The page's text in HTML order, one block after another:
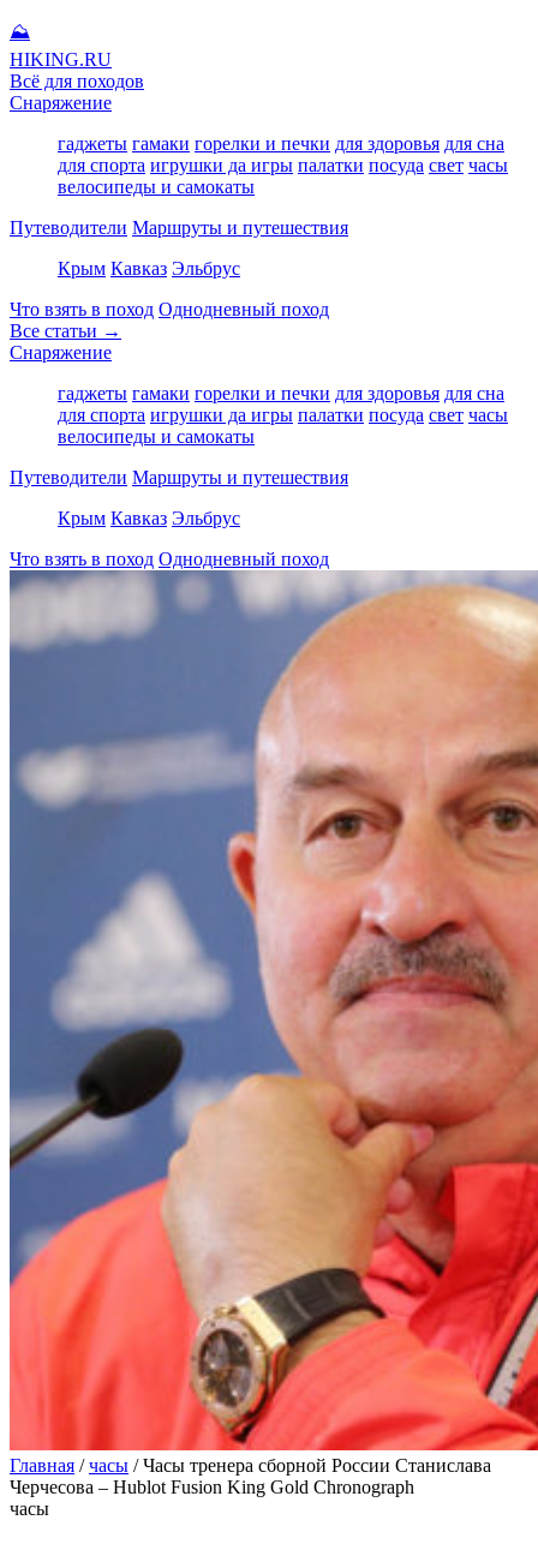
⛰
HIKING.RU
Всё для походов
Снаряжение
гаджеты гамаки горелки и печки для здоровья для сна
для спорта игрушки да игры палатки посуда свет часы
велосипеды и самокаты
Путеводители Маршруты и путешествия
Крым Кавказ Эльбрус
Что взять в поход Однодневный поход
Все статьи →
Снаряжение
гаджеты гамаки горелки и печки для здоровья для сна
для спорта игрушки да игры палатки посуда свет часы
велосипеды и самокаты
Путеводители Маршруты и путешествия
Крым Кавказ Эльбрус
Что взять в поход Однодневный поход
Главная / часы / Часы тренера сборной России Станислава
Черчесова – Hublot Fusion King Gold Chronograph
часы